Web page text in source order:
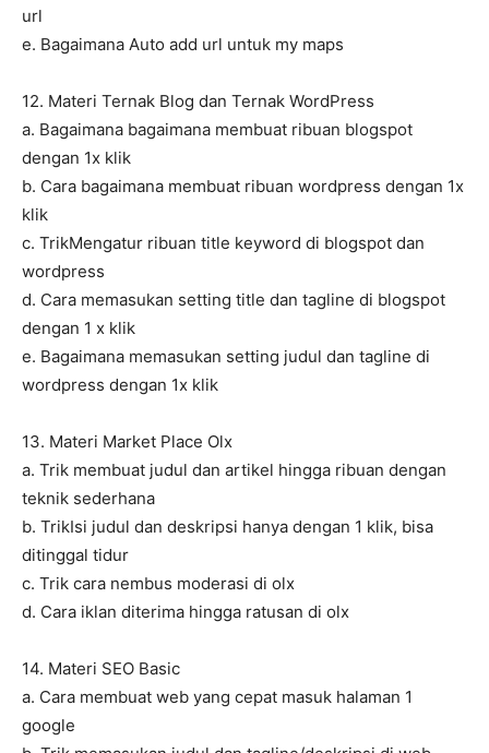
url
e. Bagaimana Auto add url untuk my maps
12. Materi Ternak Blog dan Ternak WordPress
a. Bagaimana bagaimana membuat ribuan blogspot
dengan 1x klik
b. Cara bagaimana membuat ribuan wordpress dengan 1x
klik
c. TrikMengatur ribuan title keyword di blogspot dan
wordpress
d. Cara memasukan setting title dan tagline di blogspot
dengan 1 x klik
e. Bagaimana memasukan setting judul dan tagline di
wordpress dengan 1x klik
13. Materi Market Place Olx
a. Trik membuat judul dan artikel hingga ribuan dengan
teknik sederhana
b. TrikIsi judul dan deskripsi hanya dengan 1 klik, bisa
ditinggal tidur
c. Trik cara nembus moderasi di olx
d. Cara iklan diterima hingga ratusan di olx
14. Materi SEO Basic
a. Cara membuat web yang cepat masuk halaman 1
google